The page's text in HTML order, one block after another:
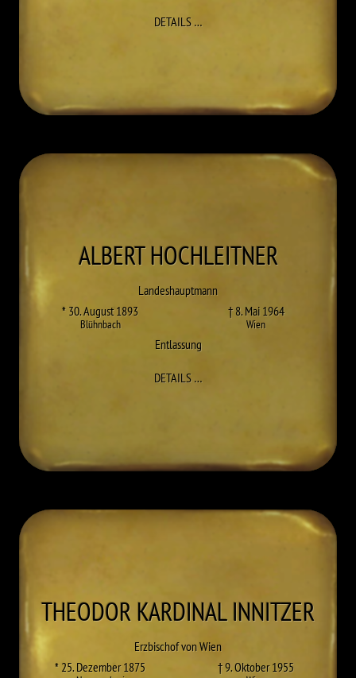
DETAILS…ZU WILHELM HADAMOVSKY
ALBERTHOCHLEITNER
Landeshauptmann
* 30. August 1893
Blühnbach
† 8. Mai 1964
Wien
Entlassung
DETAILS…ZU ALBERT HOCHLEITNER
THEODOR KARDINALINNITZER
Erzbischof von Wien
* 25. Dezember 1875
† 9. Oktober 1955